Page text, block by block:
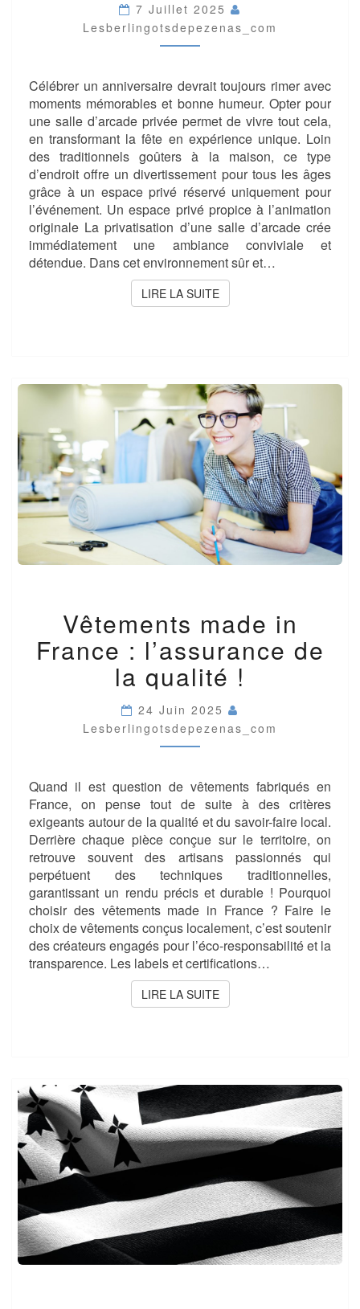
UN
ANNIVERSAIRE
?
7 Juillet 2025
Lesberlingotsdepezenas_com
Célébrer un anniversaire devrait toujours rimer avec
moments mémorables et bonne humeur. Opter pour
une salle d’arcade privée permet de vivre tout cela,
en transformant la fête en expérience unique. Loin
des traditionnels goûters à la maison, ce type
d’endroit offre un divertissement pour tous les âges
grâce à un espace privé réservé uniquement pour
l’événement. Un espace privé propice à l’animation
originale La privatisation d’une salle d’arcade crée
immédiatement une ambiance conviviale et
détendue. Dans cet environnement sûr et…
LIRE LA SUITELIRE LA SUITE
MADE
IN
FRANCE
:
L’ASSURANCE
LA
QUALITÉ
!
Vêtements made in
France : l’assurance de
la qualité !
24 Juin 2025
Lesberlingotsdepezenas_com
Quand il est question de vêtements fabriqués en
France, on pense tout de suite à des critères
exigeants autour de la qualité et du savoir-faire local.
Derrière chaque pièce conçue sur le territoire, on
retrouve souvent des artisans passionnés qui
perpétuent des techniques traditionnelles,
garantissant un rendu précis et durable ! Pourquoi
choisir des vêtements made in France ? Faire le
choix de vêtements conçus localement, c’est soutenir
des créateurs engagés pour l’éco-responsabilité et la
transparence. Les labels et certifications…
LIRE LA SUITELIRE LA SUITE